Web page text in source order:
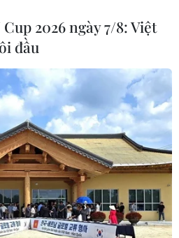
2026 ngày 7/8: Việt
đầu